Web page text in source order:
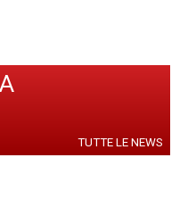
TUTTE LE NEWS